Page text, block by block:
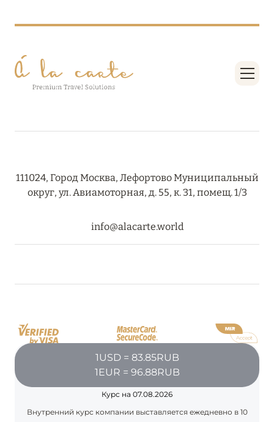
СПЕЦИАЛЬНЫМ ЦЕНАМ
Подробнее
Подробнее
SIX SENSES HOTELS RESORTS SPAS: ОАЗИС
КОМФОРТА, ЗДОРОВЬЯ И ГАРМОНИЧНОГО
111024, Город Москва, Лефортово Муниципальный
округ, ул. Авиамоторная, д. 55, к. 31, помещ. 1/3
info@alacarte.world
1USD = 83.85RUB
1EUR = 96.88RUB
Курс на 07.08.2026
Внутренний курс компании выставляется ежедневно в 10